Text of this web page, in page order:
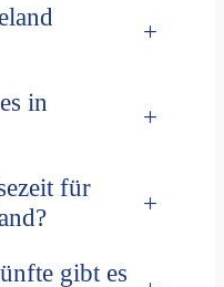
+
in
+
für
+
gibt es